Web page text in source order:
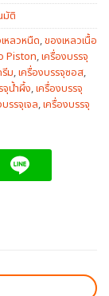
มัติ
หลวหนืด,ของเหลวเนื้อ
Piston,เครื่องบรรจุ
ม,เครื่องบรรจุซอส,
จุน้ำผึ้ง,เครื่องบรรจุ
รรจุเจล,เครื่องบรรจุ